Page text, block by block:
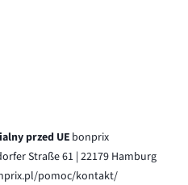
przed UEbonprix
Straße 61 | 22179 Hamburg
pomoc/kontakt/